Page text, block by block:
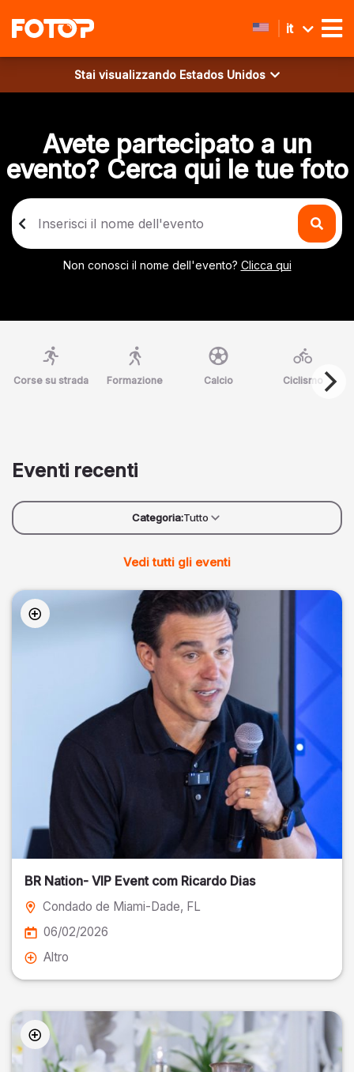
it
Stai visualizzando Estados Unidos
Avete partecipato a un
evento? Cerca qui le tue foto
Non conosci il nome dell'evento? Clicca qui
Corse su strada Formazione Calcio Ciclismo
Eventi recenti
Categoria:Tutto
Vedi tutti gli eventi
BR Nation- VIP Event com Ricardo Dias
Condado de Miami-Dade, FL
06/02/2026
Altro